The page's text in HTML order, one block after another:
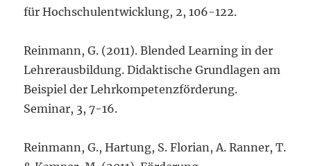
für Hochschulentwicklung, 2, 106-122.
Reinmann, G. (2011). Blended Learning in der
Lehrerausbildung. Didaktische Grundlagen am
Beispiel der Lehrkompetenzförderung.
Seminar, 3, 7-16.
Reinmann, G., Hartung, S. Florian, A. Ranner, T.